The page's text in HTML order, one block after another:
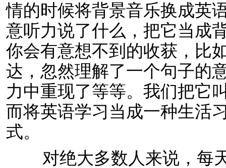
情的时候将背景音乐换成英
意听力说了什么，把它当成
你会有意想不到的收获，比
达，忽然理解了一个句子的
力中重现了等等。我们把它
而将英语学习当成一种生活
式。
对绝大多数人来说，每天